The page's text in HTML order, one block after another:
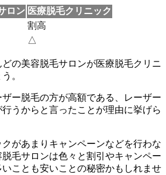
ロン 医療脱毛クリニック
割高
△
の美容脱毛サロンが医療脱毛クリニ
。
ー脱毛の方が高額である、レーザー
うからと言ったことが理由に挙げら
があまりキャンペーンなどを行わな
毛サロンは色々と割引やキャンペー
ことも安いことの秘密かもしれませ